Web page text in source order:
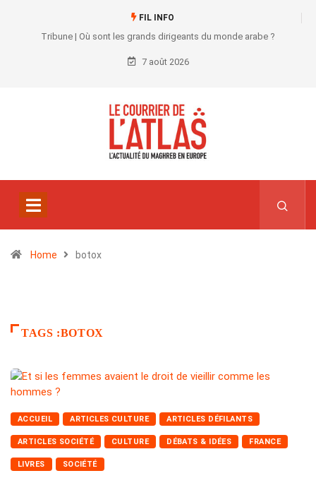
FIL INFO
Tribune | Où sont les grands dirigeants du monde arabe ?
7 août 2026
Home botox
TAGS :BOTOX
ACCUEIL ARTICLES CULTURE ARTICLES DÉFILANTS
ARTICLES SOCIÉTÉ CULTURE DÉBATS & IDÉES FRANCE
LIVRES SOCIÉTÉ